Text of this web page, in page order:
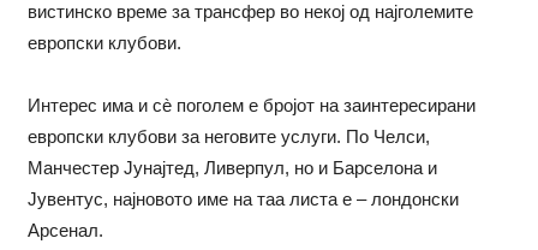
вистинско време за трансфер во некој од најголемите
европски клубови.
Интерес има и сè поголем е бројот на заинтересирани
европски клубови за неговите услуги. По Челси,
Манчестер Јунајтед, Ливерпул, но и Барселона и
Јувентус, најновото име на таа листа е – лондонски
Арсенал.